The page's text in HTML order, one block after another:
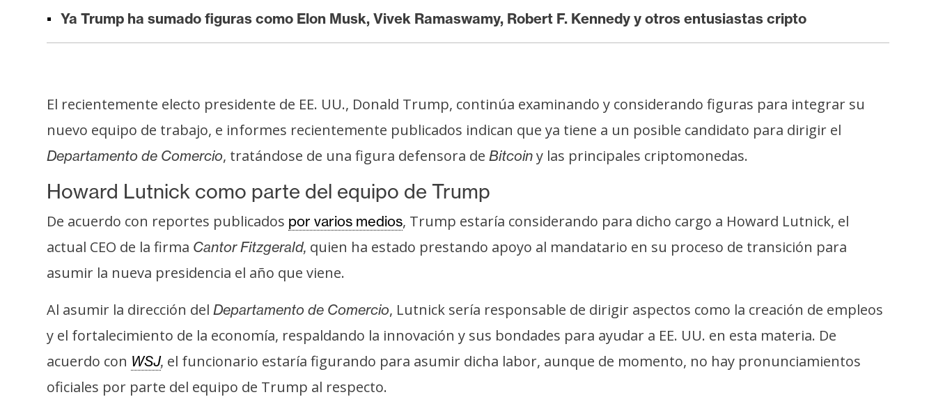
t
d
e
r
e
n
s
e
a
s
Ya Trump ha sumado figuras como Elon Musk, Vivek Ramaswamy, Robert F. Kennedy y otros entusiastas cripto
El recientemente electo presidente de EE. UU., Donald Trump, continúa examinando y considerando figuras para integrar su
nuevo equipo de trabajo, e informes recientemente publicados indican que ya tiene a un posible candidato para dirigir el
Departamento de Comercio, tratándose de una figura defensora de Bitcoin y las principales criptomonedas.
Howard Lutnick como parte del equipo de Trump
De acuerdo con reportes publicados por varios medios, Trump estaría considerando para dicho cargo a Howard Lutnick, el
actual CEO de la firma Cantor Fitzgerald, quien ha estado prestando apoyo al mandatario en su proceso de transición para
asumir la nueva presidencia el año que viene.
Al asumir la dirección del Departamento de Comercio, Lutnick sería responsable de dirigir aspectos como la creación de empleos
y el fortalecimiento de la economía, respaldando la innovación y sus bondades para ayudar a EE. UU. en esta materia. De
acuerdo con WSJ, el funcionario estaría figurando para asumir dicha labor, aunque de momento, no hay pronunciamientos
oficiales por parte del equipo de Trump al respecto.